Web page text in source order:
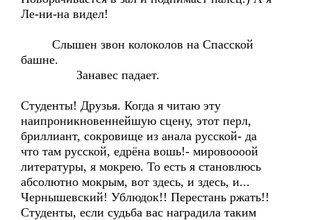
Ле-ни-на видел!
Слышен звон колоколов на Спасской
башне.
Занавес падает.
Студенты! Друзья. Когда я читаю эту
наипроникновеннейшую сцену, этот перл,
бриллиант, сокровище из анала русской- да
что там русской, едрёна вошь!- мировоооой
литературы, я мокрею. То есть я становлюсь
абсолютно мокрым, вот здесь, и здесь, и...
Чернышевский! Ублюдок!! Перестань ржать!!
Студенты, если судьба вас наградила таким